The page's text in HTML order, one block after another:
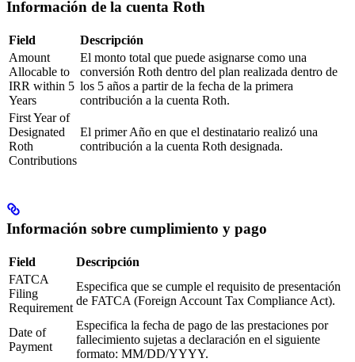
Información de la cuenta Roth
Field
Descripción
Amount
Allocable to
IRR within 5
Years
El monto total que puede asignarse como una
conversión Roth dentro del plan realizada dentro de
los 5 años a partir de la fecha de la primera
contribución a la cuenta Roth.
First Year of
Designated
Roth
Contributions
El primer Año en que el destinatario realizó una
contribución a la cuenta Roth designada.
Información sobre cumplimiento y pago
Field
Descripción
FATCA
Filing
Requirement
Especifica que se cumple el requisito de presentación
de FATCA (Foreign Account Tax Compliance Act).
Date of
Payment
Especifica la fecha de pago de las prestaciones por
fallecimiento sujetas a declaración en el siguiente
formato: MM/DD/YYYY.